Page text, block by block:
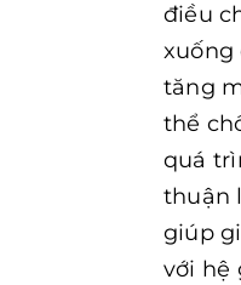
điều
xuống
tăng
thể
quá
thuận
giúp
với hệ